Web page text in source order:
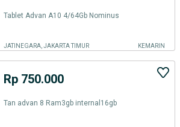
Tablet Advan A10 4/64Gb Nominus
JATINEGARA, JAKARTA TIMUR KEMARIN
Rp 750.000
Tan advan 8 Ram3gb internal16gb